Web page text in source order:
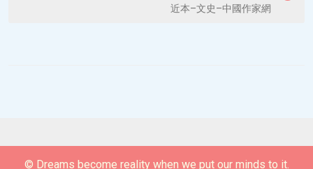
g
近本–文史–中國作家網
© Dreams become reality when we put our minds to it.